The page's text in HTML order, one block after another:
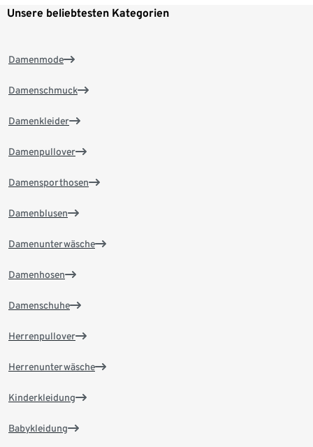
Unsere beliebtesten Kategorien
Damenmode
Damenschmuck
Damenkleider
Damenpullover
Damensporthosen
Damenblusen
Damenunterwäsche
Damenhosen
Damenschuhe
Herrenpullover
Herrenunterwäsche
Kinderkleidung
Babykleidung